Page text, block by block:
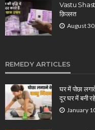
Vastu
क़िल्लत
August
REMEDY ARTICLES
घर में पोछा
दूर घर में बनी
January